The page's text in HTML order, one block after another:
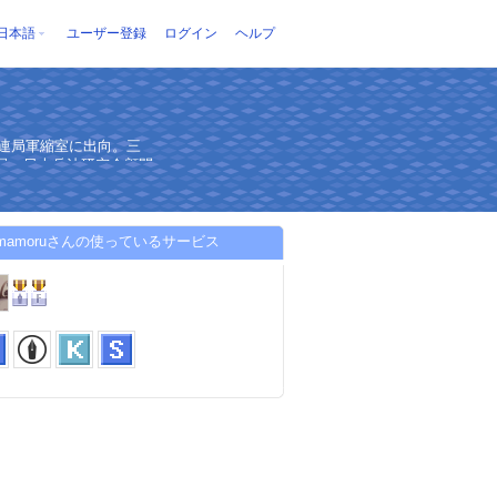
本語 ユーザー登録 ログイン ヘルプ
局軍縮室に出向。三
．日本兵法研究会顧問
さんの使っているサービス